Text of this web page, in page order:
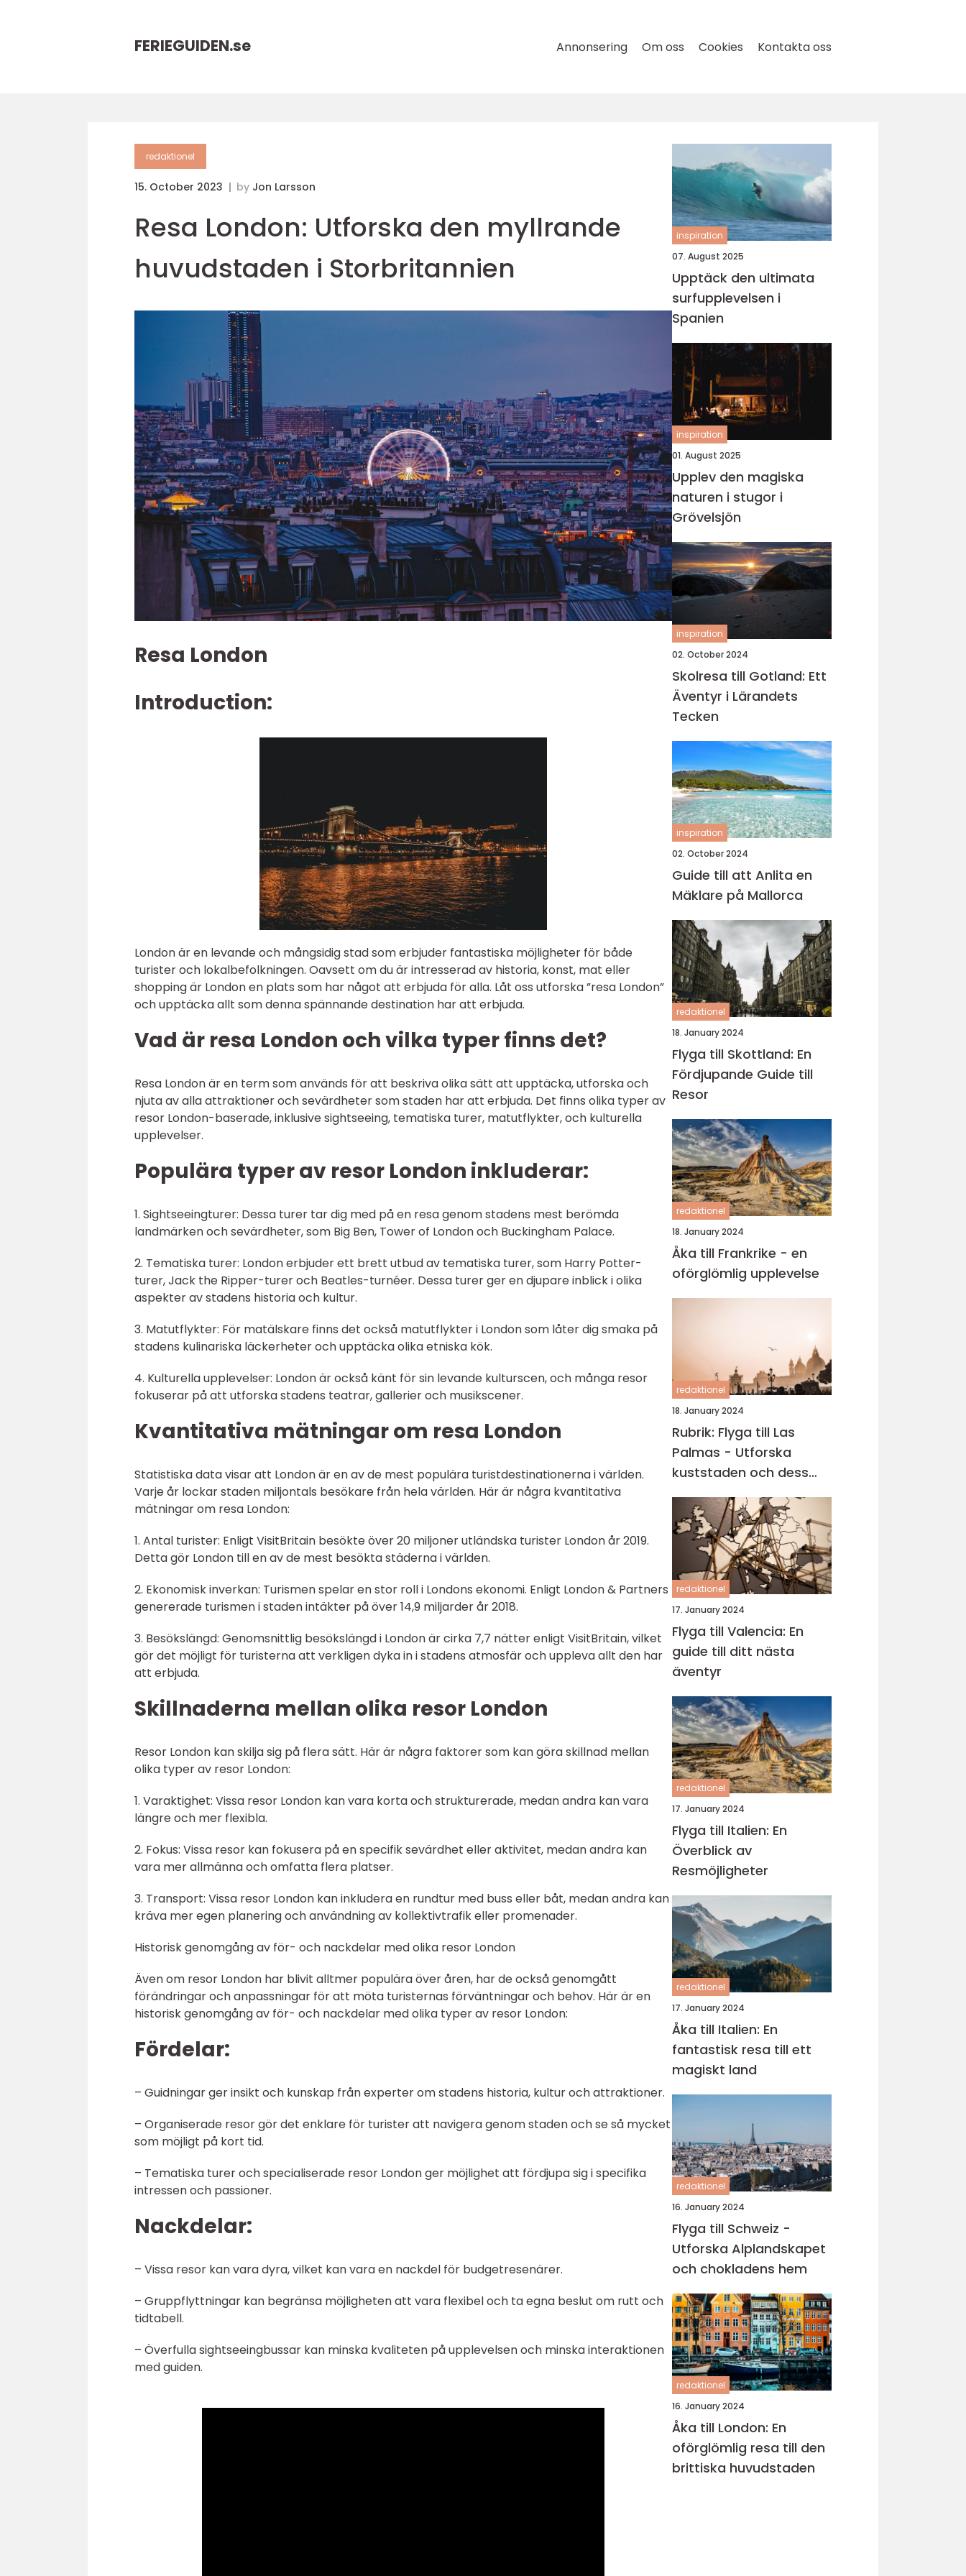
FERIEGUIDEN.se Annonsering Om oss Cookies Kontakta oss
redaktionel
15. October 2023 by Jon Larsson
Resa London: Utforska den myllrande
huvudstaden i Storbritannien
Resa London
Introduction:
London är en levande och mångsidig stad som erbjuder fantastiska möjligheter för både
turister och lokalbefolkningen. Oavsett om du är intresserad av historia, konst, mat eller
shopping är London en plats som har något att erbjuda för alla. Låt oss utforska ”resa London”
och upptäcka allt som denna spännande destination har att erbjuda.
Vad är resa London och vilka typer finns det?
Resa London är en term som används för att beskriva olika sätt att upptäcka, utforska och
njuta av alla attraktioner och sevärdheter som staden har att erbjuda. Det finns olika typer av
resor London-baserade, inklusive sightseeing, tematiska turer, matutflykter, och kulturella
upplevelser.
Populära typer av resor London inkluderar:
1. Sightseeingturer: Dessa turer tar dig med på en resa genom stadens mest berömda
landmärken och sevärdheter, som Big Ben, Tower of London och Buckingham Palace.
2. Tematiska turer: London erbjuder ett brett utbud av tematiska turer, som Harry Potter-
turer, Jack the Ripper-turer och Beatles-turnéer. Dessa turer ger en djupare inblick i olika
aspekter av stadens historia och kultur.
3. Matutflykter: För matälskare finns det också matutflykter i London som låter dig smaka på
stadens kulinariska läckerheter och upptäcka olika etniska kök.
4. Kulturella upplevelser: London är också känt för sin levande kulturscen, och många resor
fokuserar på att utforska stadens teatrar, gallerier och musikscener.
Kvantitativa mätningar om resa London
Statistiska data visar att London är en av de mest populära turistdestinationerna i världen.
Varje år lockar staden miljontals besökare från hela världen. Här är några kvantitativa
mätningar om resa London:
1. Antal turister: Enligt VisitBritain besökte över 20 miljoner utländska turister London år 2019.
Detta gör London till en av de mest besökta städerna i världen.
2. Ekonomisk inverkan: Turismen spelar en stor roll i Londons ekonomi. Enligt London & Partners
genererade turismen i staden intäkter på över 14,9 miljarder år 2018.
3. Besökslängd: Genomsnittlig besökslängd i London är cirka 7,7 nätter enligt VisitBritain, vilket
gör det möjligt för turisterna att verkligen dyka in i stadens atmosfär och uppleva allt den har
att erbjuda.
Skillnaderna mellan olika resor London
Resor London kan skilja sig på flera sätt. Här är några faktorer som kan göra skillnad mellan
olika typer av resor London:
1. Varaktighet: Vissa resor London kan vara korta och strukturerade, medan andra kan vara
längre och mer flexibla.
2. Fokus: Vissa resor kan fokusera på en specifik sevärdhet eller aktivitet, medan andra kan
vara mer allmänna och omfatta flera platser.
3. Transport: Vissa resor London kan inkludera en rundtur med buss eller båt, medan andra kan
kräva mer egen planering och användning av kollektivtrafik eller promenader.
Historisk genomgång av för- och nackdelar med olika resor London
Även om resor London har blivit alltmer populära över åren, har de också genomgått
förändringar och anpassningar för att möta turisternas förväntningar och behov. Här är en
historisk genomgång av för- och nackdelar med olika typer av resor London:
Fördelar:
– Guidningar ger insikt och kunskap från experter om stadens historia, kultur och attraktioner.
– Organiserade resor gör det enklare för turister att navigera genom staden och se så mycket
som möjligt på kort tid.
– Tematiska turer och specialiserade resor London ger möjlighet att fördjupa sig i specifika
intressen och passioner.
Nackdelar:
– Vissa resor kan vara dyra, vilket kan vara en nackdel för budgetresenärer.
– Gruppflyttningar kan begränsa möjligheten att vara flexibel och ta egna beslut om rutt och
tidtabell.
– Överfulla sightseeingbussar kan minska kvaliteten på upplevelsen och minska interaktionen
med guiden.
inspiration
07. August 2025
Upptäck den ultimata
surfupplevelsen i
Spanien
inspiration
01. August 2025
Upplev den magiska
naturen i stugor i
Grövelsjön
inspiration
02. October 2024
Skolresa till Gotland: Ett
Äventyr i Lärandets
Tecken
inspiration
02. October 2024
Guide till att Anlita en
Mäklare på Mallorca
redaktionel
18. January 2024
Flyga till Skottland: En
Fördjupande Guide till
Resor
redaktionel
18. January 2024
Åka till Frankrike - en
oförglömlig upplevelse
redaktionel
18. January 2024
Rubrik: Flyga till Las
Palmas - Utforska
kuststaden och dess
carteniska tjusning
redaktionel
17. January 2024
Flyga till Valencia: En
guide till ditt nästa
äventyr
redaktionel
17. January 2024
Flyga till Italien: En
Överblick av
Resmöjligheter
redaktionel
17. January 2024
Åka till Italien: En
fantastisk resa till ett
magiskt land
redaktionel
16. January 2024
Flyga till Schweiz -
Utforska Alplandskapet
och chokladens hem
redaktionel
16. January 2024
Åka till London: En
oförglömlig resa till den
brittiska huvudstaden